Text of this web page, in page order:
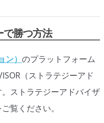
で勝つ方法
） のプラットフォーム
（ストラテジーアド
ストラテジーアドバイザ
覧ください。